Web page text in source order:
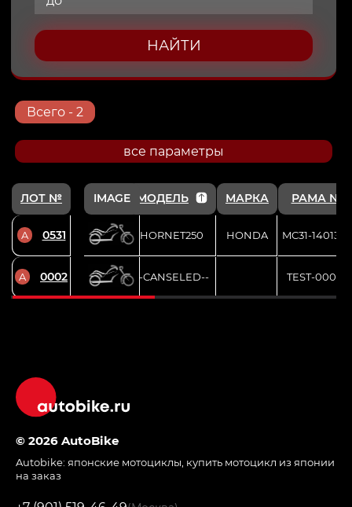
НАЙТИ
Всего - 2
все параметры
ЛОТ № IMAGE МОДЕЛЬ МАРКА РАМА №
A 0531 HORNET250 HONDA MC31-1401332
A 0002 --CANSELED-- TEST-0002*
© 2026 AutoBike
Autobike: японские мотоциклы, купить мотоцикл из японии
на заказ